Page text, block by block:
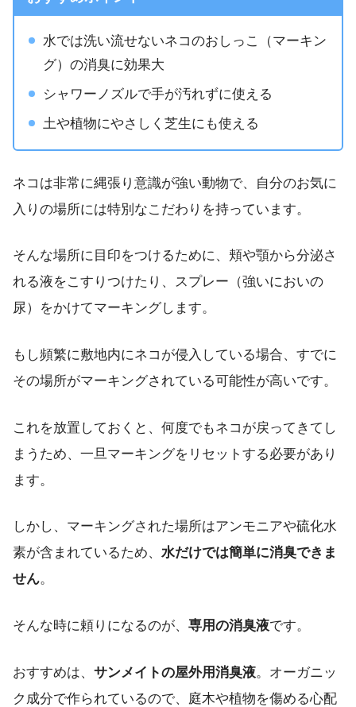
水では洗い流せないネコのおしっこ（マーキン
グ）の消臭に効果大
シャワーノズルで手が汚れずに使える
土や植物にやさしく芝生にも使える
ネコは非常に縄張り意識が強い動物で、自分のお気に
入りの場所には特別なこだわりを持っています。
そんな場所に目印をつけるために、頬や顎から分泌さ
れる液をこすりつけたり、スプレー（強いにおいの
尿）をかけてマーキングします。
もし頻繁に敷地内にネコが侵入している場合、すでに
その場所がマーキングされている可能性が高いです。
これを放置しておくと、何度でもネコが戻ってきてし
まうため、一旦マーキングをリセットする必要があり
ます。
しかし、マーキングされた場所はアンモニアや硫化水
素が含まれているため、 水だけでは簡単に消臭できま
せん。
そんな時に頼りになるのが、 専用の消臭液です。
おすすめは、 サンメイトの屋外用消臭液。オーガニッ
ク成分で作られているので、庭木や植物を傷める心配